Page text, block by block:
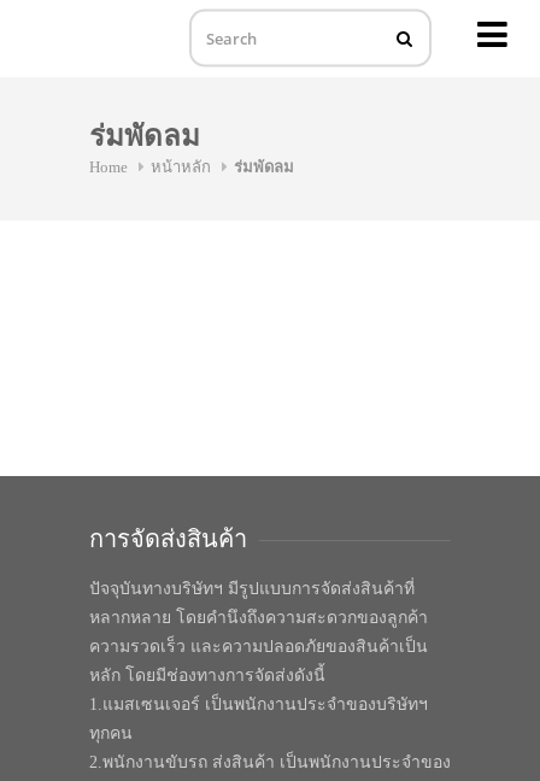
ร่มพัดลม
Home หน้าหลัก ร่มพัดลม
การจัดส่งสินค้า
ปัจจุบันทางบริษัทฯ มีรูปแบบการจัดส่งสินค้าที่
หลากหลาย โดยคำนึงถึงความสะดวกของลูกค้า
ความรวดเร็ว และความปลอดภัยของสินค้าเป็น
หลัก โดยมีช่องทางการจัดส่งดังนี้
1.แมสเซนเจอร์ เป็นพนักงานประจำของบริษัทฯ
ทุกคน
2.พนักงานขับรถ ส่งสินค้า เป็นพนักงานประจำของ